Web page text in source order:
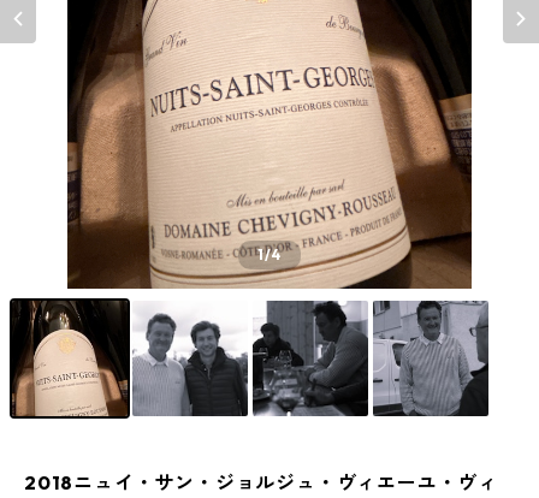
1/4
2018ニュイ・サン・ジョルジュ・ヴィエーユ・ヴィ